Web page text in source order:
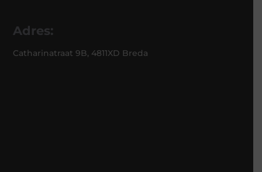
Adres:
Catharinatraat 9B, 4811XD Breda